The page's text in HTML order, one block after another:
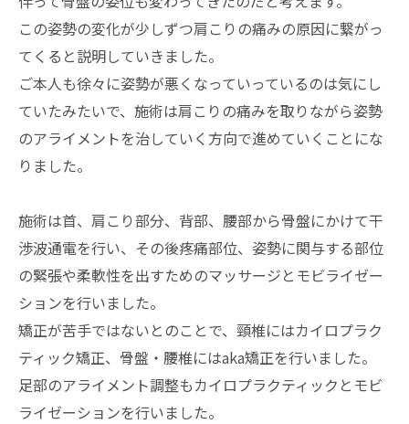
この姿勢の変化が少しずつ肩こりの痛みの原因に繋がっ
てくると説明していきました。
ご本人も徐々に姿勢が悪くなっていっているのは気にし
ていたみたいで、施術は肩こりの痛みを取りながら姿勢
のアライメントを治していく方向で進めていくことにな
りました。
施術は首、肩こり部分、背部、腰部から骨盤にかけて干
渉波通電を行い、その後疼痛部位、姿勢に関与する部位
の緊張や柔軟性を出すためのマッサージとモビライゼー
ションを行いました。
矯正が苦手ではないとのことで、頸椎にはカイロプラク
ティック矯正、骨盤・腰椎にはaka矯正を行いました。
足部のアライメント調整もカイロプラクティックとモビ
ライゼーションを行いました。